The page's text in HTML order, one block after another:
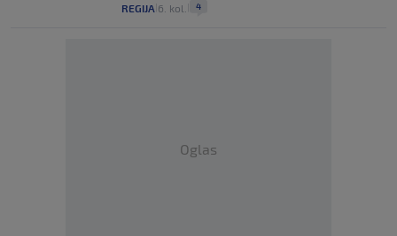
REGIJA 6. kol. 4
Oglas